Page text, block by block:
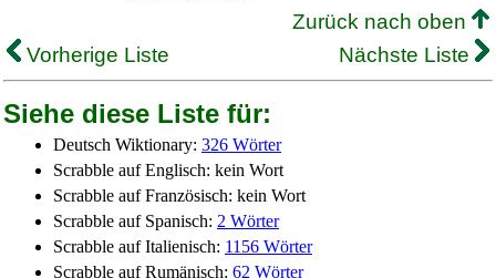
Zurück nach oben
Vorherige Liste
Nächste Liste
Siehe diese Liste für:
Deutsch Wiktionary: 326 Wörter
Scrabble auf Englisch: kein Wort
Scrabble auf Französisch: kein Wort
Scrabble auf Spanisch: 2 Wörter
Scrabble auf Italienisch: 1156 Wörter
Scrabble auf Rumänisch: 62 Wörter